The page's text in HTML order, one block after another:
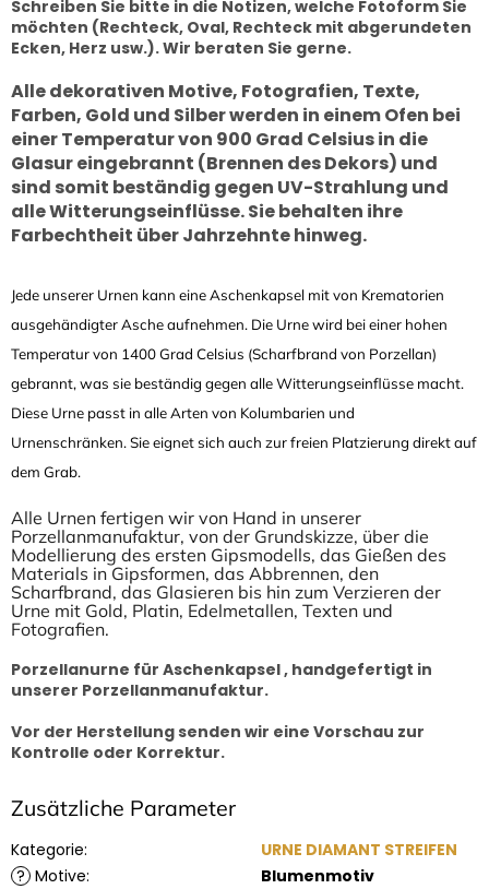
Schreiben Sie bitte in die Notizen, welche Fotoform Sie
möchten (Rechteck, Oval, Rechteck mit abgerundeten
Ecken, Herz usw.). Wir beraten Sie gerne.
Alle dekorativen Motive, Fotografien, Texte,
Farben, Gold und Silber werden in einem Ofen bei
einer Temperatur von 900 Grad Celsius in die
Glasur eingebrannt (Brennen des Dekors) und
sind somit beständig gegen UV-Strahlung und
alle Witterungseinflüsse. Sie behalten ihre
Farbechtheit über Jahrzehnte hinweg.
Jede unserer Urnen kann eine Aschenkapsel mit von Krematorien
ausgehändigter Asche aufnehmen. Die Urne wird bei einer hohen
Temperatur von 1400 Grad Celsius (Scharfbrand von Porzellan)
gebrannt, was sie beständig gegen alle Witterungseinflüsse macht.
Diese Urne passt in alle Arten von Kolumbarien und
Urnenschränken. Sie eignet sich auch zur freien Platzierung direkt auf
dem Grab.
Alle Urnen fertigen wir von Hand in unserer
Porzellanmanufaktur, von der Grundskizze, über die
Modellierung des ersten Gipsmodells, das Gießen des
Materials in Gipsformen, das Abbrennen, den
Scharfbrand, das Glasieren bis hin zum Verzieren der
Urne mit Gold, Platin, Edelmetallen, Texten und
Fotografien.
Porzellanurne für Aschenkapsel , handgefertigt in
unserer Porzellanmanufaktur.
Vor der Herstellung senden wir eine Vorschau zur
Kontrolle oder Korrektur.
Zusätzliche Parameter
Kategorie:
URNE DIAMANT STREIFEN
? Motive:
Blumenmotiv